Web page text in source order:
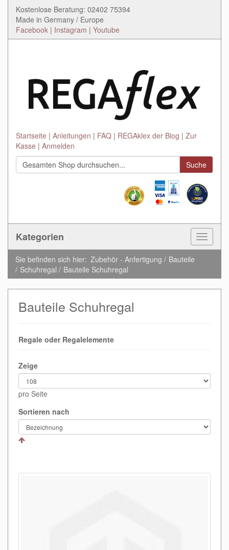
Kostenlose Beratung: 02402 75394
Made in Germany / Europe
Facebook | Instagram | Youtube
Startseite Anleitungen FAQ REGAklex der Blog
Zur
Kasse
Anmelden
Suche
Kategorien
Toggle
Sie befinden sich hier: Zubehör - Anfertigung
Bauteile
Schuhregal
Bauteile Schuhregal
Bauteile Schuhregal
Regale oder Regalelemente
Zeige
pro Seite
Sortieren nach